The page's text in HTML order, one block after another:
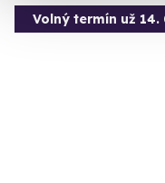
Volný termín už 14.